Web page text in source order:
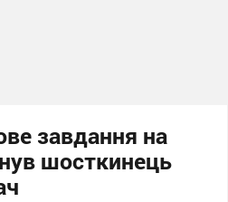
завдання на
шосткинець